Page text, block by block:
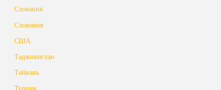
Словакия
Словения
США
Таджикистан
Тайвань
Турция